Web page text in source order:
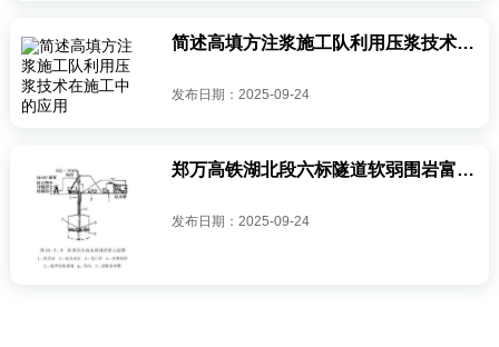
简述高填方注浆施工队利用压浆技术在施工中的应用
发布日期：2025-09-24
郑万高铁湖北段六标隧道软弱围岩富水段高压注浆施工工艺
发布日期：2025-09-24